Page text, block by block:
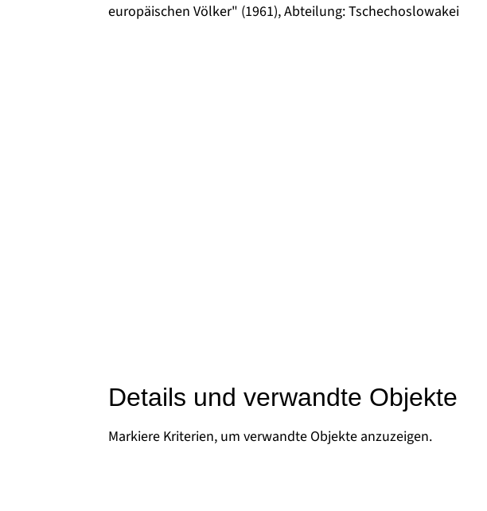
europäischen Völker" (1961), Abteilung: Tschechoslowakei
Details und verwandte Objekte
Markiere Kriterien, um verwandte Objekte anzuzeigen.